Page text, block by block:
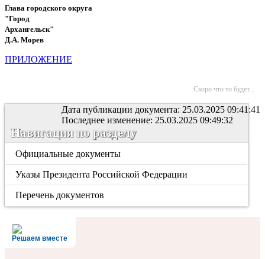
Глава городского округа
"Город
Архангельск"
Д.А. Морев
ПРИЛОЖЕНИЕ
Скоро что то будет...
Дата публикации документа: 25.03.2025 09:41:41
Последнее изменение: 25.03.2025 09:49:32
Навигация по разделу
Официальные документы
Указы Президента Российской Федерации
Перечень документов
Решаем вместе